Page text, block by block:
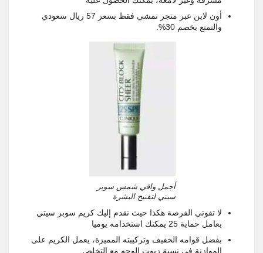
أون لاين عبر متجر نمشي فقط بسعر 57 ريال سعودي
والتمتع بخصم 30%
أجمل واقي شمس سوبر
سيتي لتفتيح البشرة
لا تفوتي الفرصة هكذا حيث نقدم إليك كريم سوبر سيتي
بعامل حماية 25 يمكنك استخدامه يوميا
بفضل قوامه الخفيف وتركيبته المميزة، يعمل الكريم على
الموازنة في نسبة زيوت الوجه مع التخلص